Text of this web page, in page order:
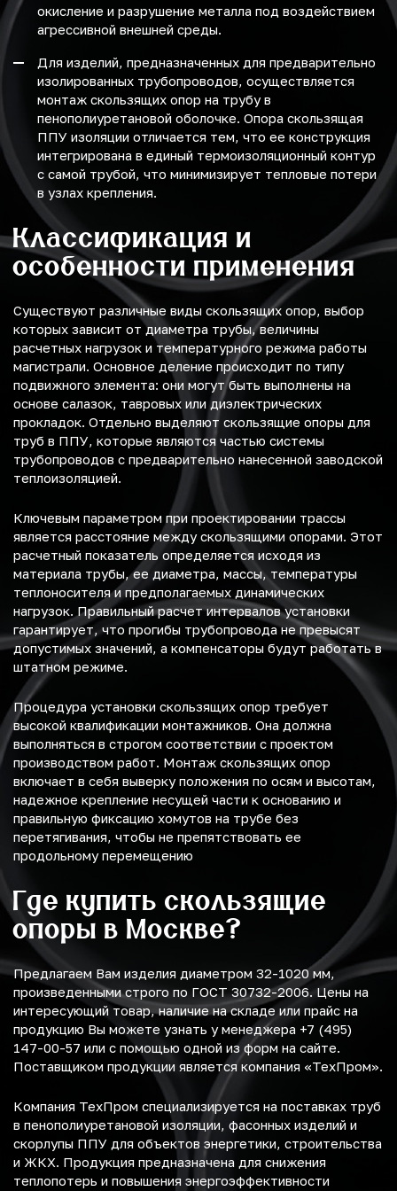
окисление и разрушение металла под воздействием
агрессивной внешней среды.
Для изделий, предназначенных для предварительно
изолированных трубопроводов, осуществляется
монтаж скользящих опор на трубу в
пенополиуретановой оболочке. Опора скользящая
ППУ изоляции отличается тем, что ее конструкция
интегрирована в единый термоизоляционный контур
с самой трубой, что минимизирует тепловые потери
в узлах крепления.
Классификация и
особенности применения
Существуют различные виды скользящих опор, выбор
которых зависит от диаметра трубы, величины
расчетных нагрузок и температурного режима работы
магистрали. Основное деление происходит по типу
подвижного элемента: они могут быть выполнены на
основе салазок, тавровых или диэлектрических
прокладок. Отдельно выделяют скользящие опоры для
труб в ППУ, которые являются частью системы
трубопроводов с предварительно нанесенной заводской
теплоизоляцией.
Ключевым параметром при проектировании трассы
является расстояние между скользящими опорами. Этот
расчетный показатель определяется исходя из
материала трубы, ее диаметра, массы, температуры
теплоносителя и предполагаемых динамических
нагрузок. Правильный расчет интервалов установки
гарантирует, что прогибы трубопровода не превысят
допустимых значений, а компенсаторы будут работать в
штатном режиме.
Процедура установки скользящих опор требует
высокой квалификации монтажников. Она должна
выполняться в строгом соответствии с проектом
производством работ. Монтаж скользящих опор
включает в себя выверку положения по осям и высотам,
надежное крепление несущей части к основанию и
правильную фиксацию хомутов на трубе без
перетягивания, чтобы не препятствовать ее
продольному перемещению
Где купить скользящие
опоры в Москве?
Предлагаем Вам изделия диаметром 32-1020 мм,
произведенными строго по ГОСТ 30732-2006. Цены на
интересующий товар, наличие на складе или прайс на
продукцию Вы можете узнать у менеджера +7 (495)
147-00-57 или с помощью одной из форм на сайте.
Поставщиком продукции является компания «ТехПром».
Компания ТехПром специализируется на поставках труб
в пенополиуретановой изоляции, фасонных изделий и
скорлупы ППУ для объектов энергетики, строительства
и ЖКХ. Продукция предназначена для снижения
теплопотерь и повышения энергоэффективности